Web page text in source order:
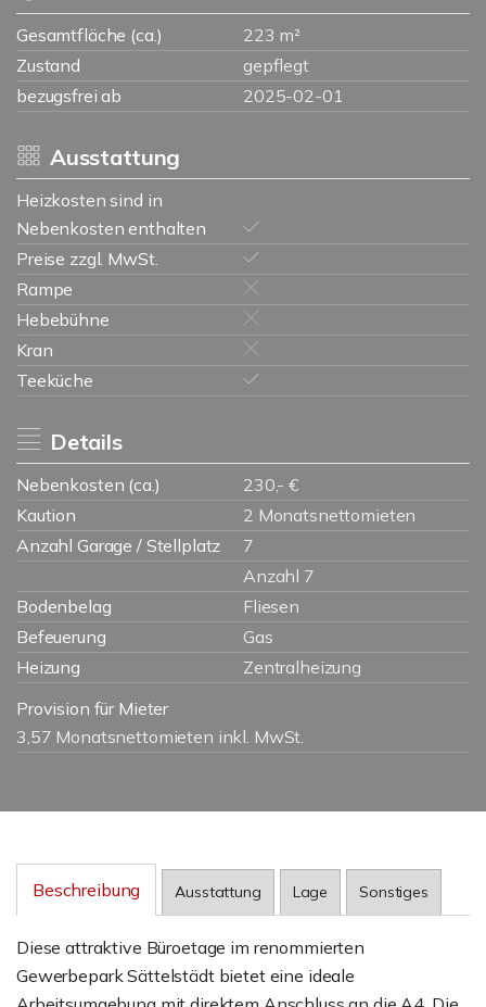
Gesamtfläche (ca.)
223 m²
Zustand
gepflegt
bezugsfrei ab
2025-02-01
Ausstattung
Heizkosten sind in
Nebenkosten enthalten
Preise zzgl. MwSt.
Rampe
Hebebühne
Kran
Teeküche
Details
Nebenkosten (ca.)
230,- €
Kaution
2 Monatsnettomieten
Anzahl Garage / Stellplatz
7
Anzahl 7
Bodenbelag
Fliesen
Befeuerung
Gas
Heizung
Zentralheizung
Provision für Mieter
3,57 Monatsnettomieten inkl. MwSt.
Beschreibung Ausstattung Lage Sonstiges
Diese attraktive Büroetage im renommierten
Gewerbepark Sättelstädt bietet eine ideale